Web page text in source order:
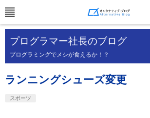
プログラマー社長のブログ
プログラミングでメシが食えるか！？
ランニングシューズ変更
スポーツ